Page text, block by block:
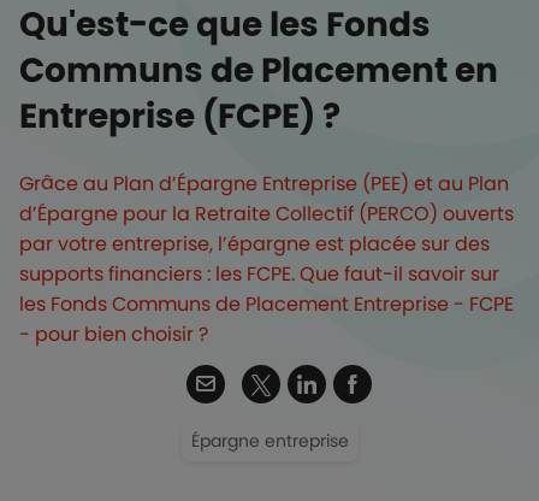
Qu'est-ce que les Fonds
Communs de Placement en
Entreprise (FCPE) ?
Grâce au Plan d’Épargne Entreprise (PEE) et au Plan
d’Épargne pour la Retraite Collectif (PERCO) ouverts
par votre entreprise, l’épargne est placée sur des
supports financiers : les FCPE. Que faut-il savoir sur
les Fonds Communs de Placement Entreprise - FCPE
- pour bien choisir ?
Épargne entreprise
Twitter